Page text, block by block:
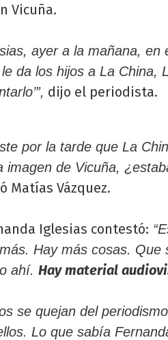
Vicuña.
ayer a la mañana, en
da los hijos a La China,
dijo el periodista.
por la tarde que La
imagen de Vicuña,
Matías Vázquez.
Iglesias contestó:
Hay más cosas. Que
ahí. Hay material
se quejan del
Lo que sabía